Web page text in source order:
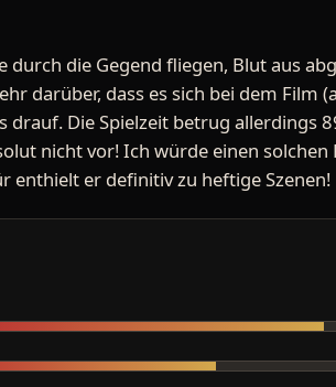
durch die Gegend fliegen, Blut aus
darüber, dass es sich bei dem Film
drauf. Die Spielzeit betrug allerdings
nicht vor! Ich würde einen
enthielt er definitiv zu heftige Szenen!